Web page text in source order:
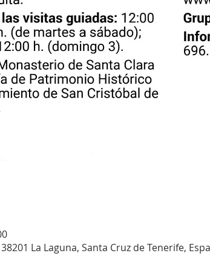
La Laguna, Santa Cruz de Tenerife,